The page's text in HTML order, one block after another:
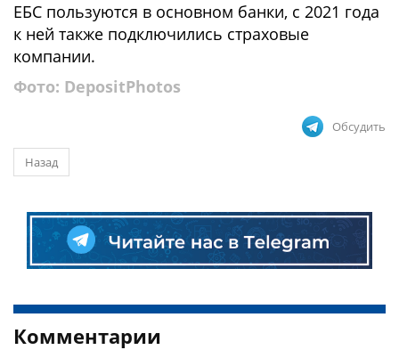
ЕБС пользуются в основном банки, с 2021 года
к ней также подключились страховые
компании.
Фото: DepositPhotos
Обсудить
Назад
Комментарии